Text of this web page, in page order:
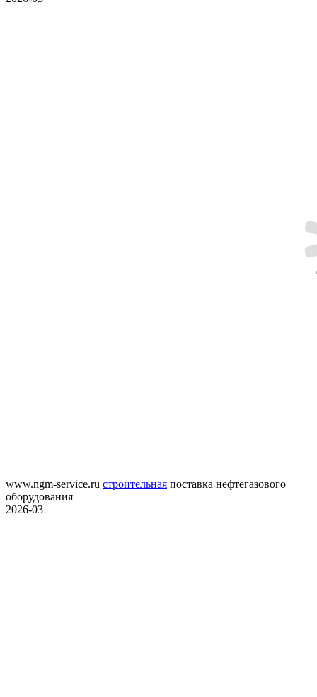
www.ngm-service.ru строительная поставка нефтегазового
оборудования
2026-03